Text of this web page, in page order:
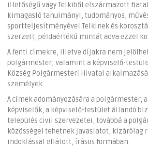
illetőségű vagy Telkiből elszármazott
kimagasló tanulmányi, tudományos,
sportteljesítményével Telkinek és
szerzett, példaértékű mintát adva ezzel
A fenti címekre, illetve díjakra nem
polgármester; valamint a képviselő-
Község Polgármesteri Hivatal
személyek.
A címek adományozására a polgármester,
képviselők, a képviselő-testület állandó
település civil szervezetei, továbbá a
közösségei tehetnek javaslatot, kizárólag
indoklással ellátott, írásos formában.